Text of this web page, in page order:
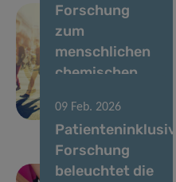
Forschung
zum
menschlichen
chemischen
voran
09 Feb. 2026
Patienteninklusive
Forschung
beleuchtet die